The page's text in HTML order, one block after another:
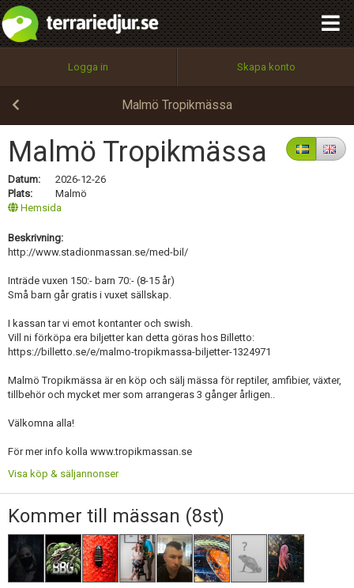
Logga in Skapa konto
Malmö Tropikmässa
Malmö Tropikmässa
Datum:
2026-12-26
Plats:
Malmö
Hemsida
Beskrivning:
http://www.stadionmassan.se/med-bil/
Inträde vuxen 150:- barn 70:- (8-15 år)
Små barn går gratis i vuxet sällskap.
I kassan tar vi emot kontanter och swish.
Vill ni förköpa era biljetter kan detta göras hos Billetto:
https://billetto.se/e/malmo-tropikmassa-biljetter-1324971
Malmö Tropikmässa är en köp och sälj mässa för reptiler, amfibier, växter,
tillbehör och mycket mer som arrangeras 3 gånger årligen..
Välkomna alla!
För mer info kolla www.tropikmassan.se
Visa köp & säljannonser
Kommer till mässan (8st)
OK, stäng
Utför
100%
OK
integritetspolicy
Namn:
Epost:
Lösenord:
Terms of Service
Skapa konto
Begär nytt lösenord
Tillbaka till förstasidan